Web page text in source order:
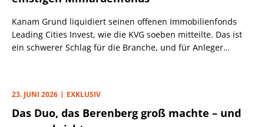
Kanam Grund liquidiert seinen offenen Immobilienfonds
Leading Cities Invest, wie die KVG soeben mitteilte. Das ist
ein schwerer Schlag für die Branche, und für Anleger
23. JUNI 2026 EXKLUSIV
Das Duo, das Berenberg groß machte – und